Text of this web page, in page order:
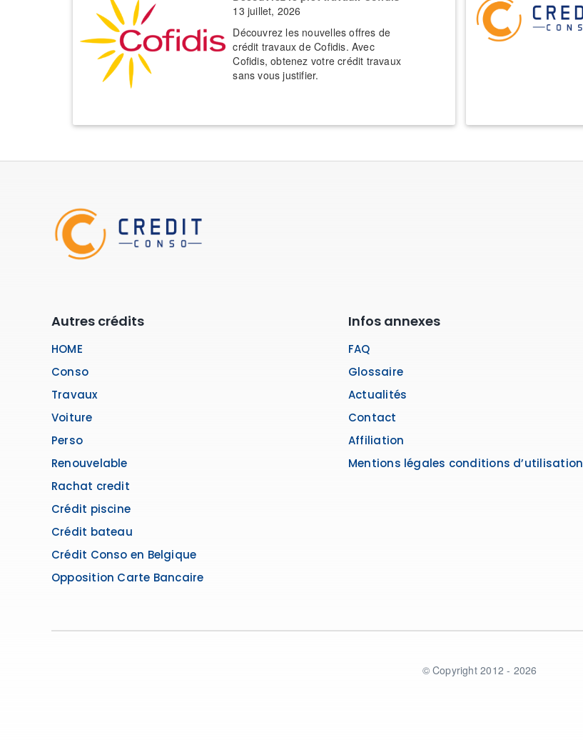
13 juillet, 2026
Découvrez les nouvelles offres de
crédit travaux de Cofidis. Avec
Cofidis, obtenez votre crédit travaux
sans vous justifier.
Autres crédits
HOME
Conso
Travaux
Voiture
Perso
Renouvelable
Rachat credit
Crédit piscine
Crédit bateau
Crédit Conso en Belgique
Opposition Carte Bancaire
Infos annexes
FAQ
Glossaire
Actualités
Contact
Affiliation
Mentions légales conditions d’utilisation
© Copyright 2012 - 2026